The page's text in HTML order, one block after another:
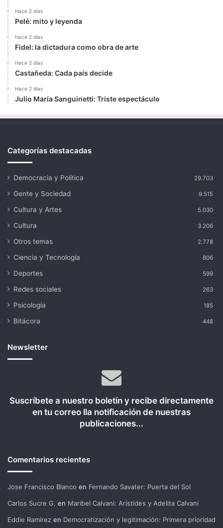
Hace 2 días
Pelé: mito y leyenda
Hace 2 días
Fidel: la dictadura como obra de arte
Hace 2 días
Castañeda: Cada país decide
Hace 2 días
Julio María Sanguinetti: Triste espectáculo
Categorías destacadas
Democracia y Política 29.703
Gente y Sociedad 9.515
Cultura y Artes 5.030
Cultura 3.206
Otros temas 2.778
Ciencia y Tecnología 806
Deportes 599
Redes sociales 263
Psicología 185
Bitácora 448
Newsletter
Suscríbete a nuestro boletín y recibe directamente
en tu correo lla notificación de nuestras
publicaciones...
Comentarios recientes
Jose Francisco Blanco en Fernando Savater: Puerta del Sol
Carlos Sucre G. en Maribel Calvani: Arístides y Adelita Calvani
Eddie Ramirez en Democratización y legitimación: Primera prioridad